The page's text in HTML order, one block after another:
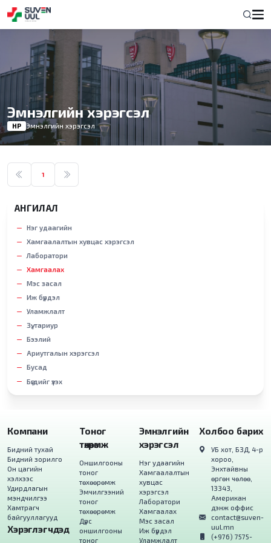
Эмнэлгийн хэрэгсэл
НҮҮР Эмнэлгийн хэрэгсэл
1
АНГИЛАЛ
Нэг удаагийн
Хамгаалалтын хувцас хэрэгсэл
Лаборатори
Хамгаалах
Мэс засал
Иж бүрдэл
Уламжлалт
Зүү, тариур
Бээлий
Ариутгалын хэрэгсэл
Бусад
Бүгдийг үзэх
Компани
Бидний тухай
Бидний зорилго
Он цагийн
хэлхээс
Удирдлагын
мэндчилгээ
Хамтрагч
байгууллагууд
Хэрэглэгчдэд
Тоног
төхөөрөмж
Оншилгооны
тоног
төхөөрөмж
Эмчилгээний
тоног
төхөөрөмж
Дүрс
оншилгооны
тоног
Эмнэлгийн
хэрэгсэл
Нэг удаагийн
Хамгаалалтын
хувцас
хэрэгсэл
Лаборатори
Хамгаалах
Мэс засал
Иж бүрдэл
Уламжлалт
Холбоо барих
УБ хот, БЗД, 4-р
хороо,
Энхтайвны
өргөн чөлөө,
13343,
Американ
дэнж оффис
contact@suven-
uul.mn
(+976) 7575-